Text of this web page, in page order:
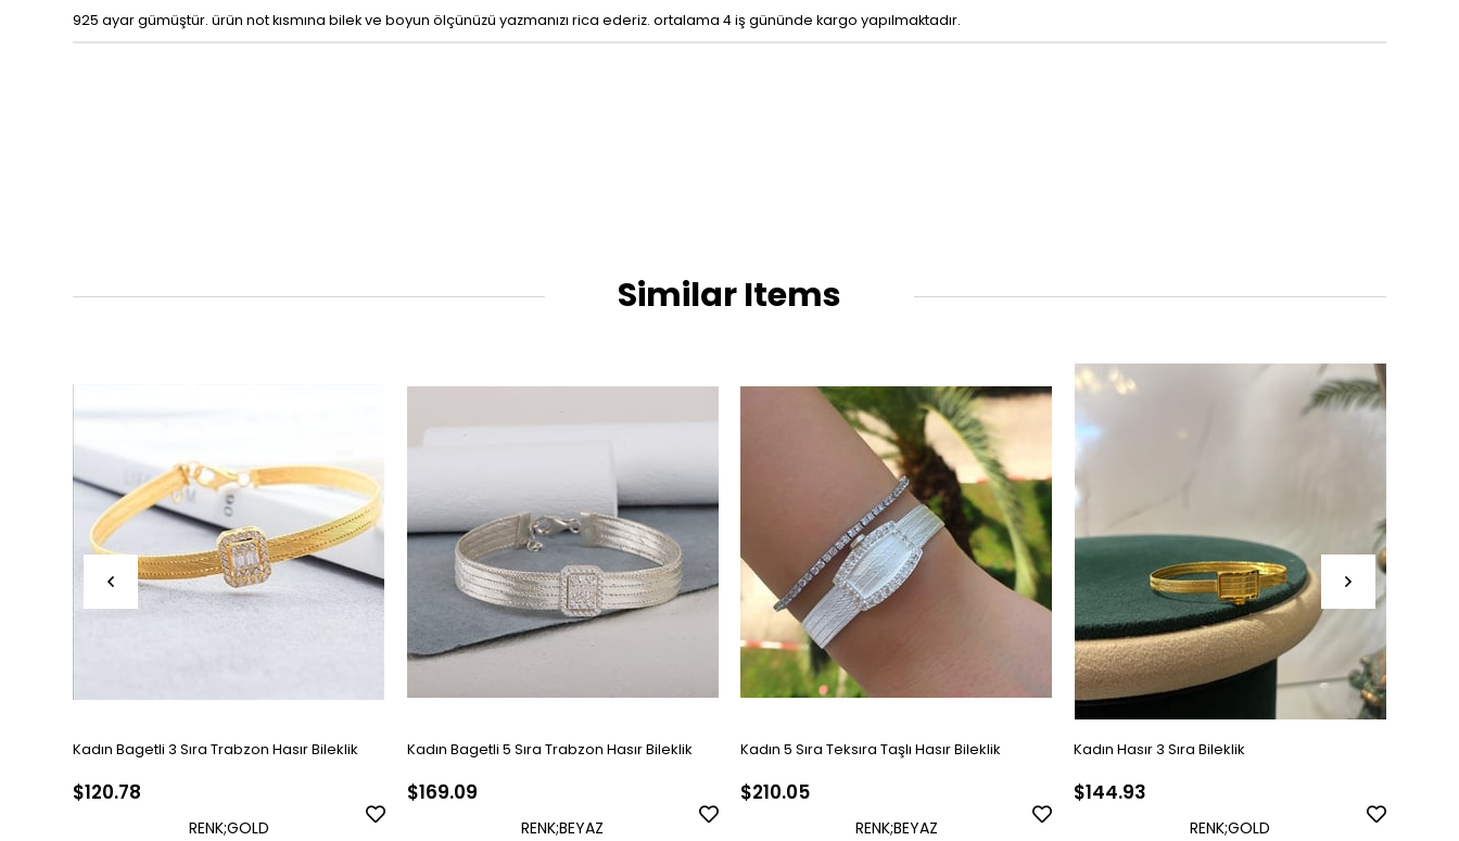
925 ayar gümüştür. ürün not kısmına bilek ve boyun ölçünüzü yazmanızı rica ederiz. ortalama 4 iş gününde kargo yapılmaktadır.
Similar Items
Kadın Bagetli 3 Sıra Trabzon Hasır Bileklik
$120.78
RENK;GOLD
Kadın Bagetli 5 Sıra Trabzon Hasır Bileklik
$169.09
RENK;BEYAZ
Kadın 5 Sıra Teksıra Taşlı Hasır Bileklik
$210.05
RENK;BEYAZ
Kadın Hasır 3 Sıra Bileklik
$144.93
RENK;GOLD